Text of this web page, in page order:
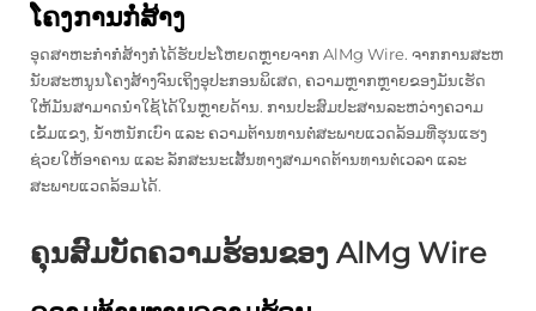
ໂຄງການກໍ່ສ້າງ
ອຸດສາຫະກໍາກໍ່ສ້າງກໍ່ໄດ້ຮັບປະໂຫຍດຫຼາຍຈາກ AlMg Wire. ຈາກການສະຫ
ນັບສະຫນູນໂຄງສ້າງຈົນເຖິງອຸປະກອນພິເສດ, ຄວາມຫຼາກຫຼາຍຂອງມັນເຮັດ
ໃຫ້ມັນສາມາດນໍາໃຊ້ໄດ້ໃນຫຼາຍດ້ານ. ການປະສົມປະສານລະຫວ່າງຄວາມ
ເຂັ້ມແຂງ, ນ້ໍາຫນັກເບົາ ແລະ ຄວາມຕ້ານທານຕໍ່ສະພາບແວດລ້ອມທີ່ຮຸນແຮງ
ຊ່ວຍໃຫ້ອາຄານ ແລະ ລັກສະນະເສັ້ນທາງສາມາດຕ້ານທານຕໍ່ເວລາ ແລະ
ສະພາບແວດລ້ອມໄດ້.
ຄຸນສົມບັດຄວາມຮ້ອນຂອງ AlMg Wire